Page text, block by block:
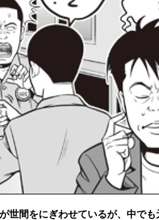
世間をにぎわせているが、中で